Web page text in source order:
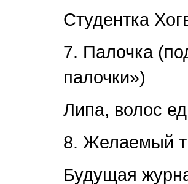
Студентка
7. Палочка
палочки»)
Липа, волос
8. Желаемый
Будущая